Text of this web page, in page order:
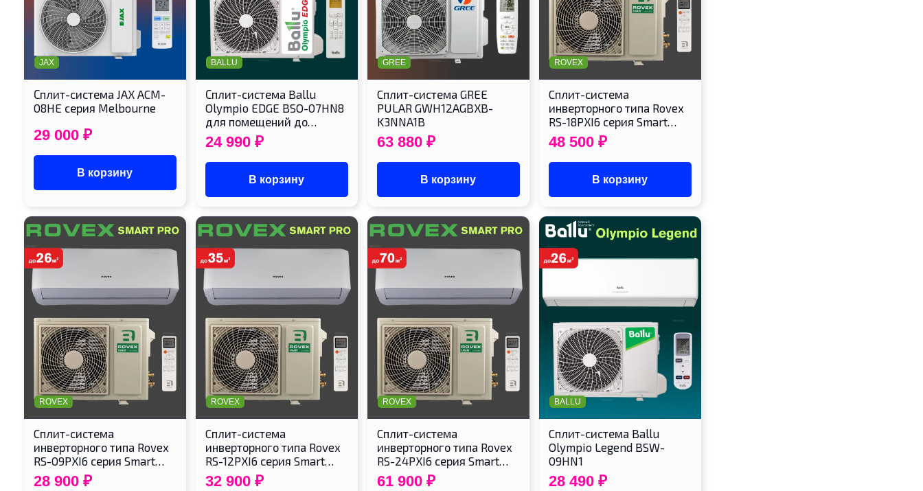
JAX
Сплит-система JAX ACM-
08HE серия Melbourne
29 000 ₽
В корзину
BALLU
Сплит-система Ballu
Olympio EDGE BSO-07HN8
для помещений до…
24 990 ₽
В корзину
GREE
Cплит-система GREE
PULAR GWH12AGBXB-
K3NNA1B
63 880 ₽
В корзину
ROVEX
Cплит-система
инверторного типа Rovex
RS-18PXI6 серия Smart…
48 500 ₽
В корзину
ROVEX
Cплит-система
инверторного типа Rovex
RS-09PXI6 серия Smart…
28 900 ₽
ROVEX
Cплит-система
инверторного типа Rovex
RS-12PXI6 серия Smart…
32 900 ₽
ROVEX
Cплит-система
инверторного типа Rovex
RS-24PXI6 серия Smart…
61 900 ₽
BALLU
Cплит-система Ballu
Olympio Legend BSW-
09HN1
28 490 ₽